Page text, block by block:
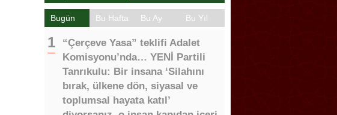
Bugün Bu Hafta Bu Ay Bu Yıl
“Çerçeve Yasa” teklifi Adalet
Komisyonu’nda… YENİ Partili
Tanrıkulu: Bir insana ‘Silahını
bırak, ülkene dön, siyasal ve
toplumsal hayata katıl’